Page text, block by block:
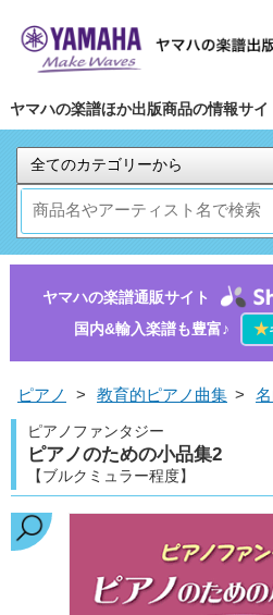
ヤマハの楽譜ほか出版商品の情報サイ
ヤマハの楽譜通販サイト
国内&輸入楽譜も豊富♪
★
ピアノ > 教育的ピアノ曲集 >
ピアノファンタジー
ピアノのための小品集2
【ブルクミュラー程度】